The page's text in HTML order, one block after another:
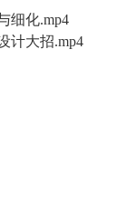
细化.mp4
计大招.mp4